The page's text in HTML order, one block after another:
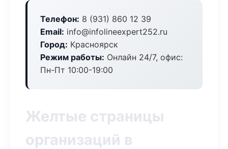
Телефон: 8 (931) 860 12 39
Email: info@infolineexpert252.ru
Город: Красноярск
Режим работы: Онлайн 24/7, офис:
Пн-Пт 10:00-19:00
Желтые страницы
организаций в